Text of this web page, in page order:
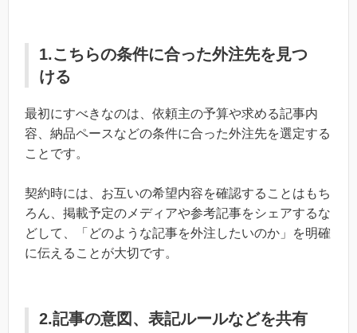
1.こちらの条件に合った外注先を見つ
ける
最初にすべきなのは、依頼主の予算や求める記事内
容、納品ペースなどの条件に合った外注先を選定する
ことです。
契約時には、お互いの希望内容を確認することはもち
ろん、掲載予定のメディアや参考記事をシェアするな
どして、「どのような記事を外注したいのか」を明確
に伝えることが大切です。
2.記事の意図、表記ルールなどを共有